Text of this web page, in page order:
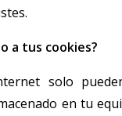
a tus cookies?
solo
en tu